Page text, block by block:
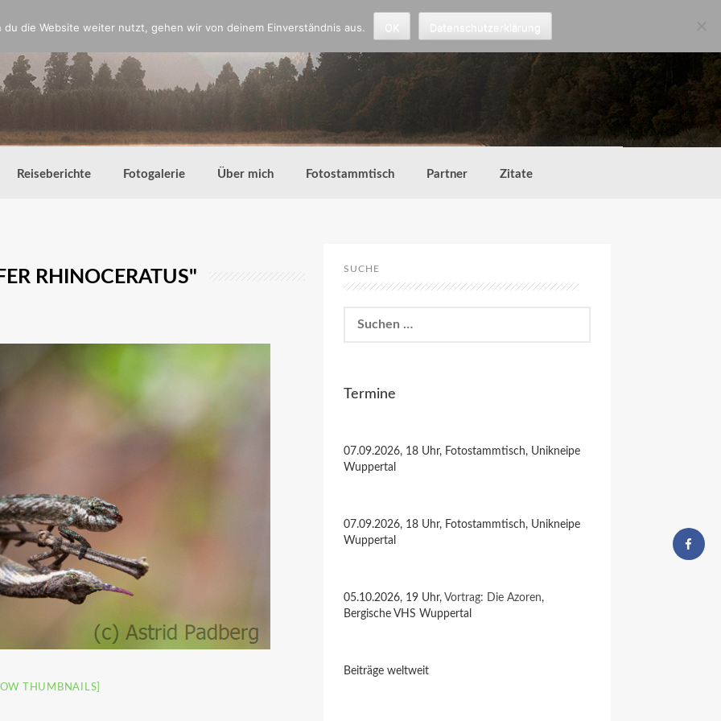
Reiseberichte Fotogalerie Über mich Fotostammtisch Partner Zitate
RHINOCERATUS"
THUMBNAILS]
SUCHE
nach:
Termine
07.09.2026, 18 Uhr, Fotostammtisch, Unikneipe
Wuppertal
07.09.2026, 18 Uhr, Fotostammtisch, Unikneipe
Wuppertal
05.10.2026, 19 Uhr, Vortrag: Die Azoren,
Bergische VHS Wuppertal
Beiträge weltweit
die Website weiter nutzt, gehen wir von deinem Einverständnis aus.